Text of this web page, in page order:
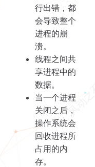
行出错，都
会导致整个
进程的崩
溃。
线程之间共
享进程中的
数据。
当一个进程
关闭之后，
操作系统会
回收进程所
占用的内
存。